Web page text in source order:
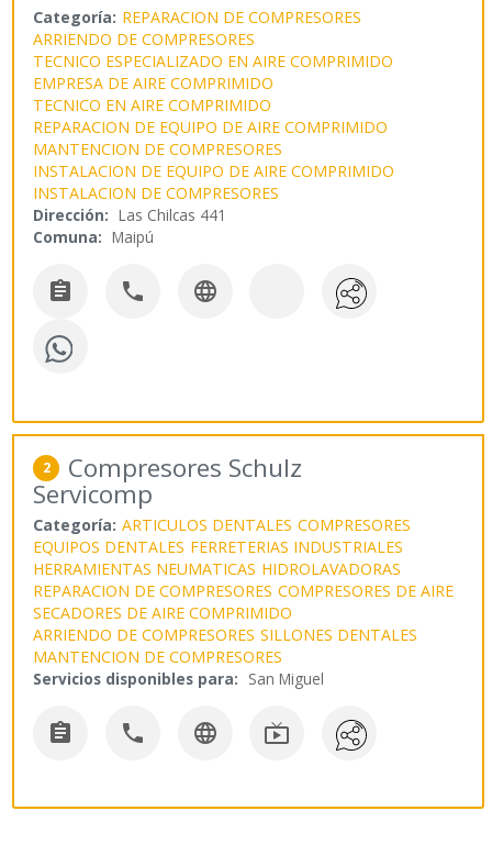
Categoría: REPARACION DE COMPRESORES
ARRIENDO DE COMPRESORES
TECNICO ESPECIALIZADO EN AIRE COMPRIMIDO
EMPRESA DE AIRE COMPRIMIDO
TECNICO EN AIRE COMPRIMIDO
REPARACION DE EQUIPO DE AIRE COMPRIMIDO
MANTENCION DE COMPRESORES
INSTALACION DE EQUIPO DE AIRE COMPRIMIDO
INSTALACION DE COMPRESORES
Dirección: Las Chilcas 441
Comuna: Maipú
  
2 Compresores Schulz
Servicomp
Categoría: ARTICULOS DENTALES COMPRESORES
EQUIPOS DENTALES FERRETERIAS INDUSTRIALES
HERRAMIENTAS NEUMATICAS HIDROLAVADORAS
REPARACION DE COMPRESORES COMPRESORES DE AIRE
SECADORES DE AIRE COMPRIMIDO
ARRIENDO DE COMPRESORES SILLONES DENTALES
MANTENCION DE COMPRESORES
Servicios disponibles para: San Miguel
   